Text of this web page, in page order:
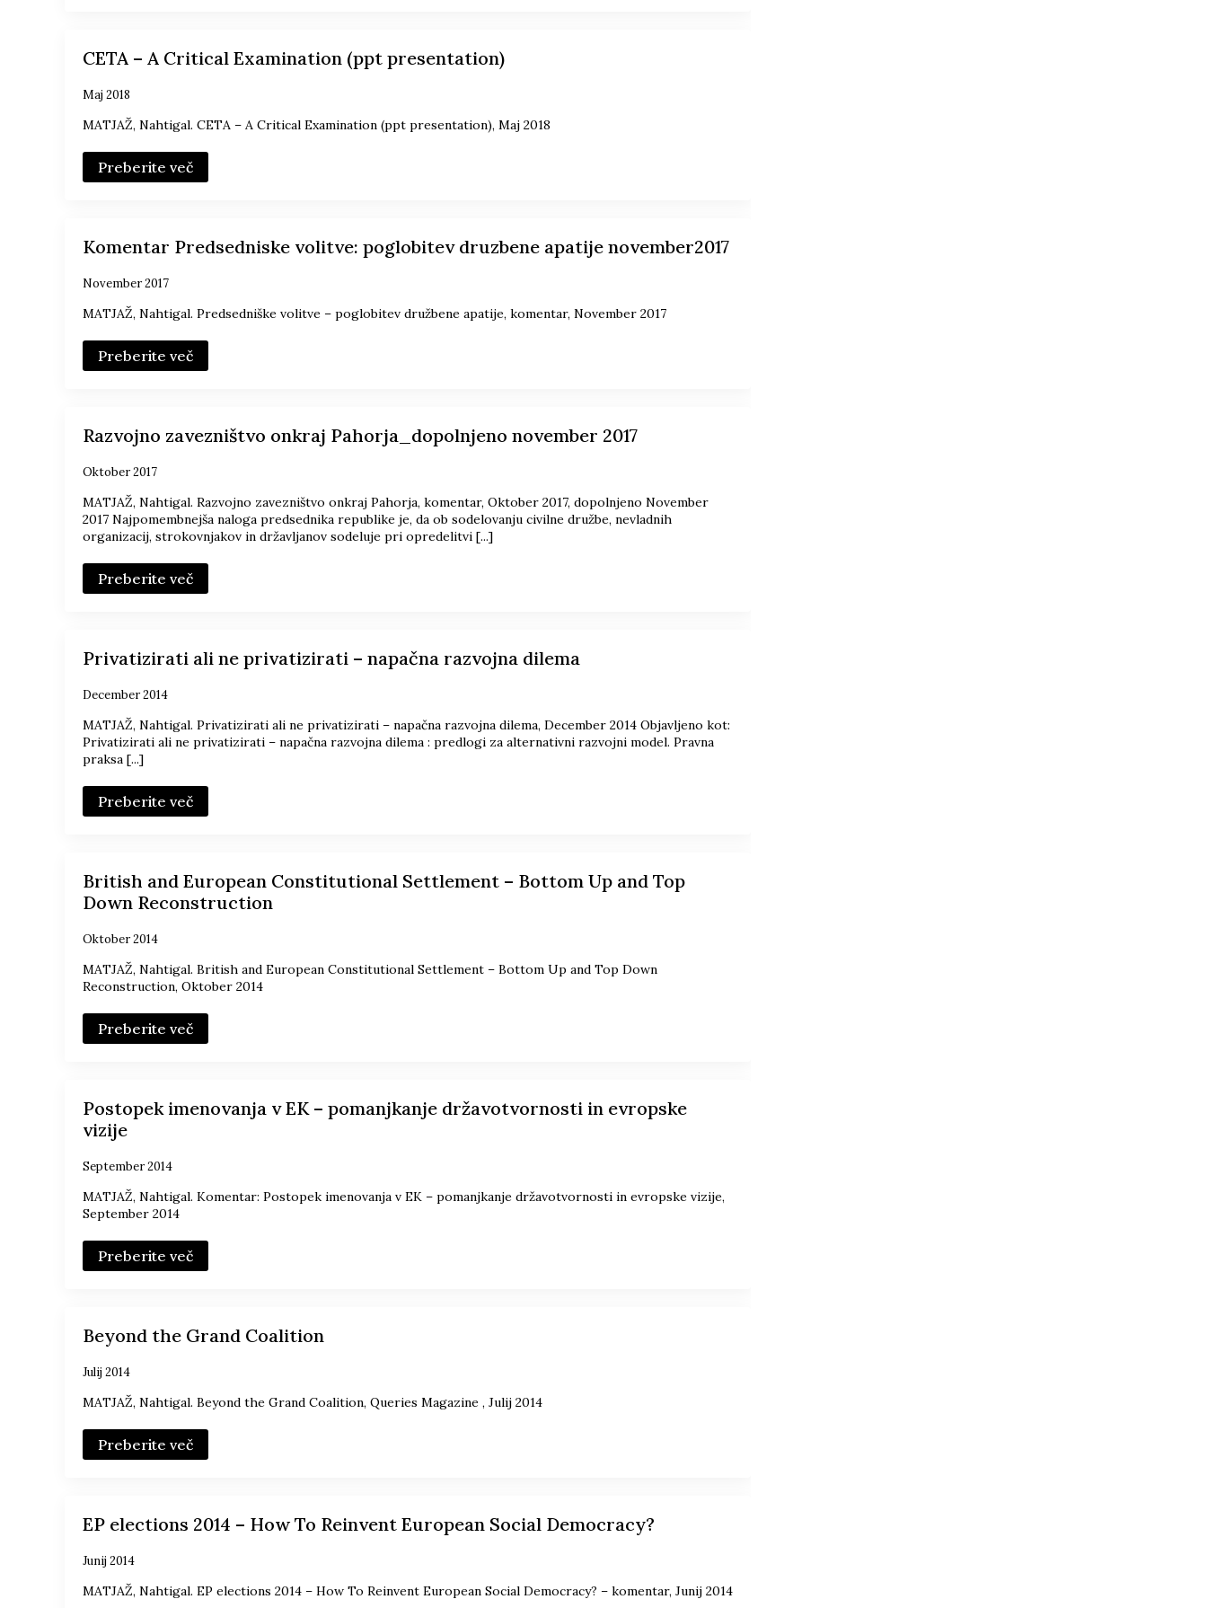
CETA – A Critical Examination (ppt presentation)
Maj 2018
MATJAŽ, Nahtigal. CETA – A Critical Examination (ppt presentation), Maj 2018
Preberite več
Komentar Predsedniske volitve: poglobitev druzbene apatije november2017
November 2017
MATJAŽ, Nahtigal. Predsedniške volitve – poglobitev družbene apatije, komentar, November 2017
Preberite več
Razvojno zavezništvo onkraj Pahorja_dopolnjeno november 2017
Oktober 2017
MATJAŽ, Nahtigal. Razvojno zavezništvo onkraj Pahorja, komentar, Oktober 2017, dopolnjeno November
2017 Najpomembnejša naloga predsednika republike je, da ob sodelovanju civilne družbe, nevladnih
organizacij, strokovnjakov in državljanov sodeluje pri opredelitvi [...]
Preberite več
Privatizirati ali ne privatizirati – napačna razvojna dilema
December 2014
MATJAŽ, Nahtigal. Privatizirati ali ne privatizirati – napačna razvojna dilema, December 2014 Objavljeno kot:
Privatizirati ali ne privatizirati – napačna razvojna dilema : predlogi za alternativni razvojni model. Pravna
praksa [...]
Preberite več
British and European Constitutional Settlement – Bottom Up and Top
Down Reconstruction
Oktober 2014
MATJAŽ, Nahtigal. British and European Constitutional Settlement – Bottom Up and Top Down
Reconstruction, Oktober 2014
Preberite več
Postopek imenovanja v EK – pomanjkanje državotvornosti in evropske
vizije
September 2014
MATJAŽ, Nahtigal. Komentar: Postopek imenovanja v EK – pomanjkanje državotvornosti in evropske vizije,
September 2014
Preberite več
Beyond the Grand Coalition
Julij 2014
MATJAŽ, Nahtigal. Beyond the Grand Coalition, Queries Magazine , Julij 2014
Preberite več
EP elections 2014 – How To Reinvent European Social Democracy?
Junij 2014
MATJAŽ, Nahtigal. EP elections 2014 – How To Reinvent European Social Democracy? – komentar, Junij 2014